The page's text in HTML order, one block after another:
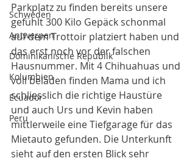
Schweden
Antwerpen
Dominikanische Republik
Kolumbien
Ecuador
Peru
Parkplatz zu finden bereits unsere
gefühlt 300 Kilo Gepäck schonmal
auf dem Trottoir platziert haben und
das erst noch vor der falschen
Hausnummer. Mit 4 Chihuahuas und
voll beladen finden Mama und ich
schliesslich die richtige Haustüre
und auch Urs und Kevin haben
mittlerweile eine Tiefgarage für das
Mietauto gefunden. Die Unterkunft
sieht auf den ersten Blick sehr